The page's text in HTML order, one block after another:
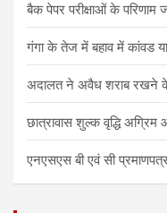
बैक पेपर परीक्षाओं के परिणाम
गंगा के तेज में बहाव में कांवड
अदालत ने अवैध शराब रखने के
छात्रावास शुल्क वृद्धि
एनएसएस बी एवं सी